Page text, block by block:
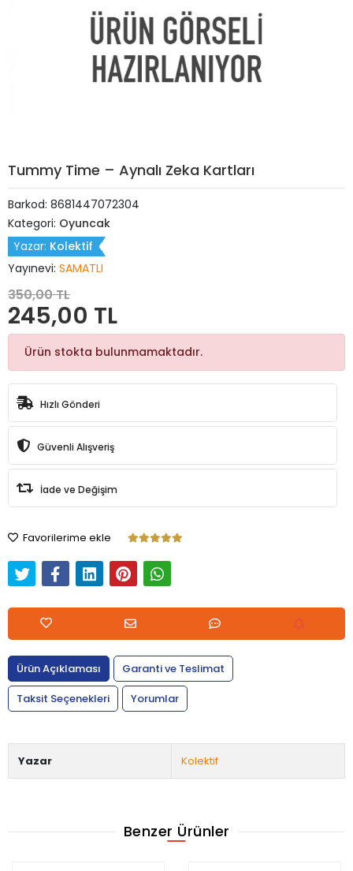
Tummy Time – Aynalı Zeka Kartları
Barkod: 8681447072304
Kategori: Oyuncak
Yazar: Kolektif
Yayınevi: SAMATLI
350,00 TL
245,00 TL
Ürün stokta bulunmamaktadır.
Hızlı Gönderi
Güvenli Alışveriş
İade ve Değişim
Favorilerime ekle
Ürün Açıklaması
Garanti ve Teslimat
Taksit Seçenekleri
Yorumlar
Yazar Kolektif
Benzer Ürünler